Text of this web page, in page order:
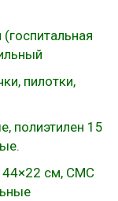
пилотки,
полиэтилен 15
44×22 см, СМС